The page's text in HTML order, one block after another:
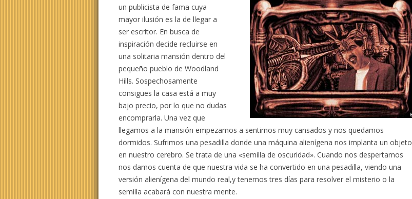
un publicista de fama cuya
mayor ilusión es la de llegar a
ser escritor. En busca de
inspiración decide recluirse en
una solitaria mansión dentro del
pequeño pueblo de Woodland
Hills. Sospechosamente
consigues la casa está a muy
bajo precio, por lo que no dudas
encomprarla. Una vez que
llegamos a la mansión empezamos a sentirnos muy cansados y nos quedamos
dormidos. Sufrimos una pesadilla donde una máquina alienígena nos implanta un objeto
en nuestro cerebro. Se trata de una «semilla de oscuridad». Cuando nos despertamos
nos damos cuenta de que nuestra vida se ha convertido en una pesadilla, viendo una
versión alienígena del mundo real,y tenemos tres días para resolver el misterio o la
semilla acabará con nuestra mente.